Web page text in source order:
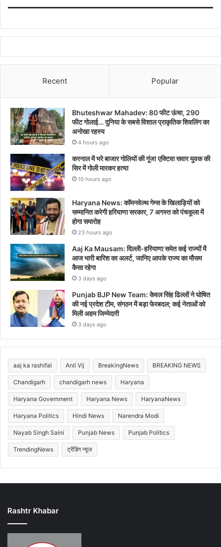
Recent Popular
Bhuteshwar Mahadev: 80 फीट ऊंचा, 290
फीट गोलाई… दुनिया के सबसे विशाल प्राकृतिक शिवलिंग का
अनोखा रहस्य
4 hours ago
करनाल में भरे बाजार गोलियों की गूंज! एक्टिवा सवार युवक की
सिर में गोली मारकर हत्या
10 hours ago
Haryana News: कॉमनवेल्थ गेम्स के खिलाड़ियों को
सम्मानित करेगी हरियाणा सरकार, 7 अगस्त को पंचकूला में
होगा समारोह
23 hours ago
Aaj Ka Mausam: दिल्ली-हरियाणा समेत कई राज्यों में
आज भारी बारिश का अलर्ट, जानिए आपके राज्य का मौसम
कैसा रहेगा
3 days ago
Punjab BJP New Team: केवल सिंह ढिल्लों ने घोषित
की नई प्रदेश टीम, संगठन में बड़ा फेरबदल; कई नेताओं को
मिली अहम जिम्मेदारी
3 days ago
aaj ka rashifal Anil Vij BreakingNews BREAKING NEWS
Chandigarh chandigarh news Haryana
Haryana Government Haryana News HaryanaNews
Haryana Politics Hindi News Narendra Modi
Nayab Singh Saini Punjab News Punjab Politics
TrendingNews ट्रेंडिंग न्यूज
Rashtr Khabar